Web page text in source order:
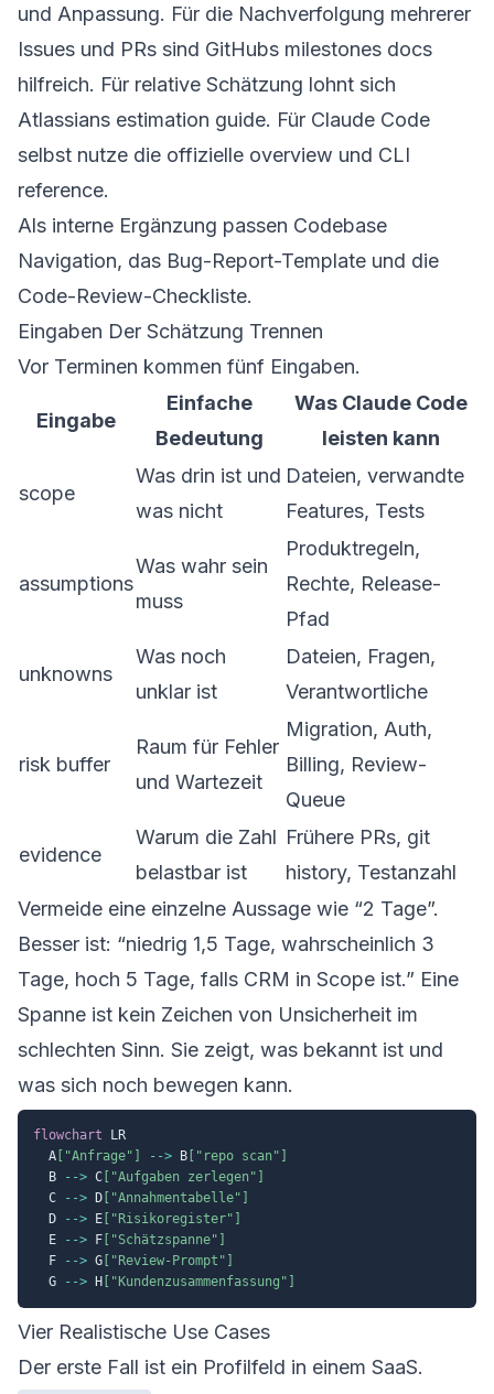
und Anpassung. Für die Nachverfolgung mehrerer
Issues und PRs sind GitHubs milestones docs
hilfreich. Für relative Schätzung lohnt sich
Atlassians estimation guide. Für Claude Code
selbst nutze die offizielle overview und CLI
reference.
Als interne Ergänzung passen Codebase
Navigation, das Bug-Report-Template und die
Code-Review-Checkliste.
Eingaben Der Schätzung Trennen
Vor Terminen kommen fünf Eingaben.
Eingabe
Einfache
Bedeutung
Was Claude Code
leisten kann
scope
Was drin ist und
was nicht
Dateien, verwandte
Features, Tests
assumptions
Was wahr sein
muss
Produktregeln,
Rechte, Release-
Pfad
unknowns
Was noch
unklar ist
Dateien, Fragen,
Verantwortliche
risk buffer
Raum für Fehler
und Wartezeit
Migration, Auth,
Billing, Review-
Queue
evidence
Warum die Zahl
belastbar ist
Frühere PRs, git
history, Testanzahl
Vermeide eine einzelne Aussage wie “2 Tage”.
Besser ist: “niedrig 1,5 Tage, wahrscheinlich 3
Tage, hoch 5 Tage, falls CRM in Scope ist.” Eine
Spanne ist kein Zeichen von Unsicherheit im
schlechten Sinn. Sie zeigt, was bekannt ist und
was sich noch bewegen kann.
flowchart LR
  A
["Anfrage"] --> B ["repo scan"]
  B
--> C ["Aufgaben zerlegen"]
  C
--> D ["Annahmentabelle"]
  D
--> E ["Risikoregister"]
  E
--> F ["Schätzspanne"]
  F
--> G ["Review-Prompt"]
  G
--> H ["Kundenzusammenfassung"]
Vier Realistische Use Cases
Der erste Fall ist ein Profilfeld in einem SaaS.